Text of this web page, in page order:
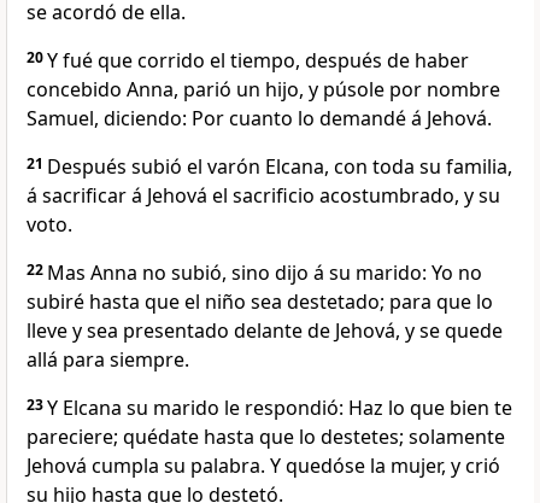
se acordó de ella.
20Y fué que corrido el tiempo, después de haber
concebido Anna, parió un hijo, y púsole por nombre
Samuel, diciendo: Por cuanto lo demandé á Jehová.
21 Después subió el varón Elcana, con toda su familia,
á sacrificar á Jehová el sacrificio acostumbrado, y su
voto.
22 Mas Anna no subió, sino dijo á su marido: Yo no
subiré hasta que el niño sea destetado; para que lo
lleve y sea presentado delante de Jehová, y se quede
allá para siempre.
23Y Elcana su marido le respondió: Haz lo que bien te
pareciere; quédate hasta que lo destetes; solamente
Jehová cumpla su palabra. Y quedóse la mujer, y crió
su hijo hasta que lo destetó.